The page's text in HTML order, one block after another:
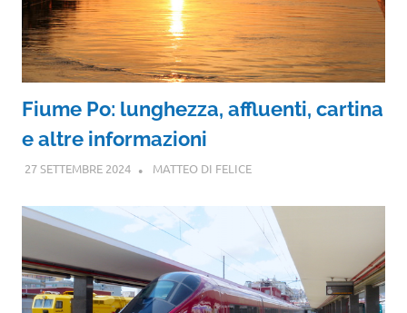
Fiume Po: lunghezza, affluenti, cartina
e altre informazioni
27 SETTEMBRE 2024 MATTEO DI FELICE